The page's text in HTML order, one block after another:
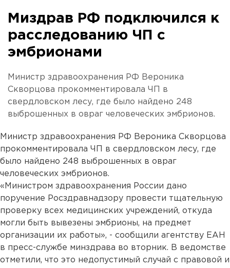
Миздрав РФ подключился к
расследованию ЧП с
эмбрионами
Министр здравоохранения РФ Вероника
Скворцова прокомментировала ЧП в
свердловском лесу, где было найдено 248
выброшенных в овраг человеческих эмбрионов.
Министр здравоохранения РФ Вероника Скворцова
прокомментировала ЧП в свердловском лесу, где
было найдено 248 выброшенных в овраг
человеческих эмбрионов.
«Министром здравоохранения России дано
поручение Росздравнадзору провести тщательную
проверку всех медицинских учреждений, откуда
могли быть вывезены эмбрионы, на предмет
организации их работы», - сообщили агентству ЕАН
в пресс-службе минздрава во вторник. В ведомстве
отметили, что это недопустимый случай с правовой и